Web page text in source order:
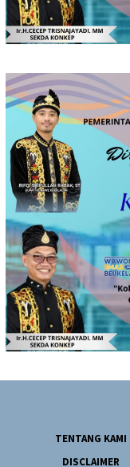
TENTANG KAMI
DISCLAIMER